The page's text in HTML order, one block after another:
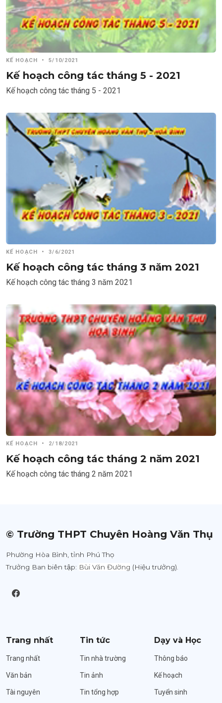
KẾ HOẠCH • 5/10/2021
Kế hoạch công tác tháng 5 - 2021
Kế hoạch công tác tháng 5 - 2021
KẾ HOẠCH • 3/6/2021
Kế hoạch công tác tháng 3 năm 2021
Kế hoạch công tác tháng 3 năm 2021
KẾ HOẠCH • 2/18/2021
Kế hoạch công tác tháng 2 năm 2021
Kế hoạch công tác tháng 2 năm 2021
© Trường THPT Chuyên Hoàng Văn Thụ
Phường Hòa Bình, tỉnh Phú Thọ
Trưởng Ban biên tập: Bùi Văn Đường (Hiệu trưởng).
Trang nhất
Trang nhất
Văn bản
Tài nguyên
Tin tức
Tin nhà trường
Tin ảnh
Tin tổng hợp
Dạy và Học
Thông báo
Kế hoạch
Tuyển sinh